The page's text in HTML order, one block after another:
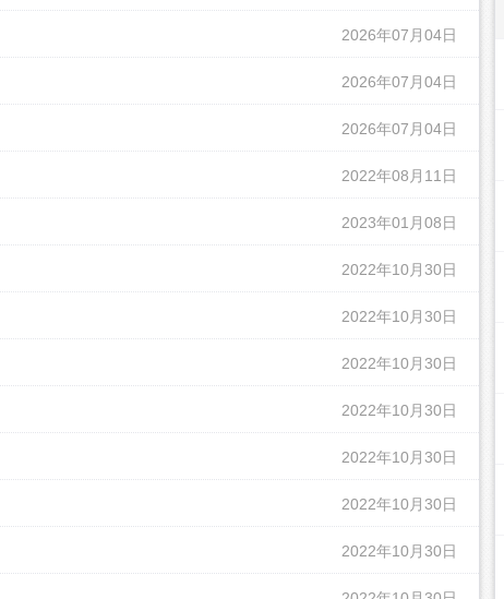
2026年07月04日
2026年07月04日
2026年07月04日
2022年08月11日
2023年01月08日
2022年10月30日
2022年10月30日
2022年10月30日
2022年10月30日
2022年10月30日
2022年10月30日
2022年10月30日